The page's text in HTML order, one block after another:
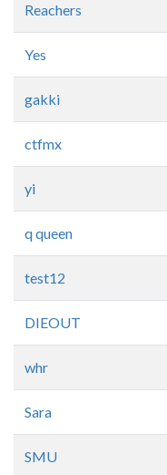
Reachers
Yes
gakki
ctfmx
yi
q queen
test12
DIEOUT
whr
Sara
SMU